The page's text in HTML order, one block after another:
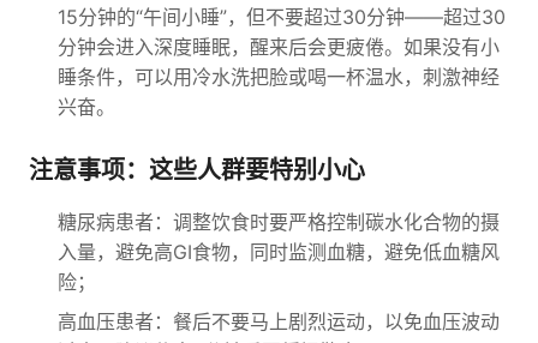
15分钟的“午间小睡”，但不要超过30分钟——超过30
分钟会进入深度睡眠，醒来后会更疲倦。如果没有小
睡条件，可以用冷水洗把脸或喝一杯温水，刺激神经
兴奋。
注意事项：这些人群要特别小心
糖尿病患者：调整饮食时要严格控制碳水化合物的摄
入量，避免高GI食物，同时监测血糖，避免低血糖风
险；
高血压患者：餐后不要马上剧烈运动，以免血压波动